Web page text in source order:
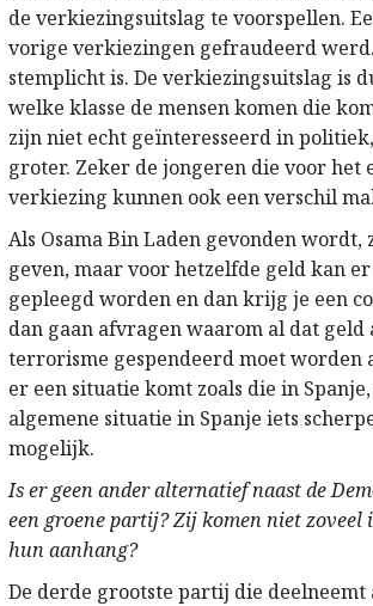
de verkiezingsuitslag te voorspellen.
vorige verkiezingen gefraudeerd
stemplicht is. De verkiezingsuitslag is
welke klasse de mensen komen die
zijn niet echt geïnteresseerd in
groter. Zeker de jongeren die voor het
verkiezing kunnen ook een verschil
Als Osama Bin Laden gevonden
geven, maar voor hetzelfde geld kan
gepleegd worden en dan krijg je een
dan gaan afvragen waarom al dat
terrorisme gespendeerd moet worden
er een situatie komt zoals die in
algemene situatie in Spanje iets
mogelijk.
Is er geen ander alternatief naast de
een groene partij? Zij komen niet zoveel
hun aanhang?
De derde grootste partij die